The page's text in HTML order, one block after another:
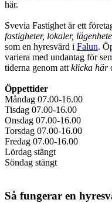
här.
Svevia Fastighet är ett
fastigheter, lokaler,
som en hyresvärd i Falun.
variera med undantag för
tiderna genom att klicka här
Öppettider
Måndag 07.00-16.00
Tisdag 07.00-16.00
Onsdag 07.00-16.00
Torsdag 07.00-16.00
Fredag 07.00-16.00
Lördag stängt
Söndag stängt
Så fungerar en